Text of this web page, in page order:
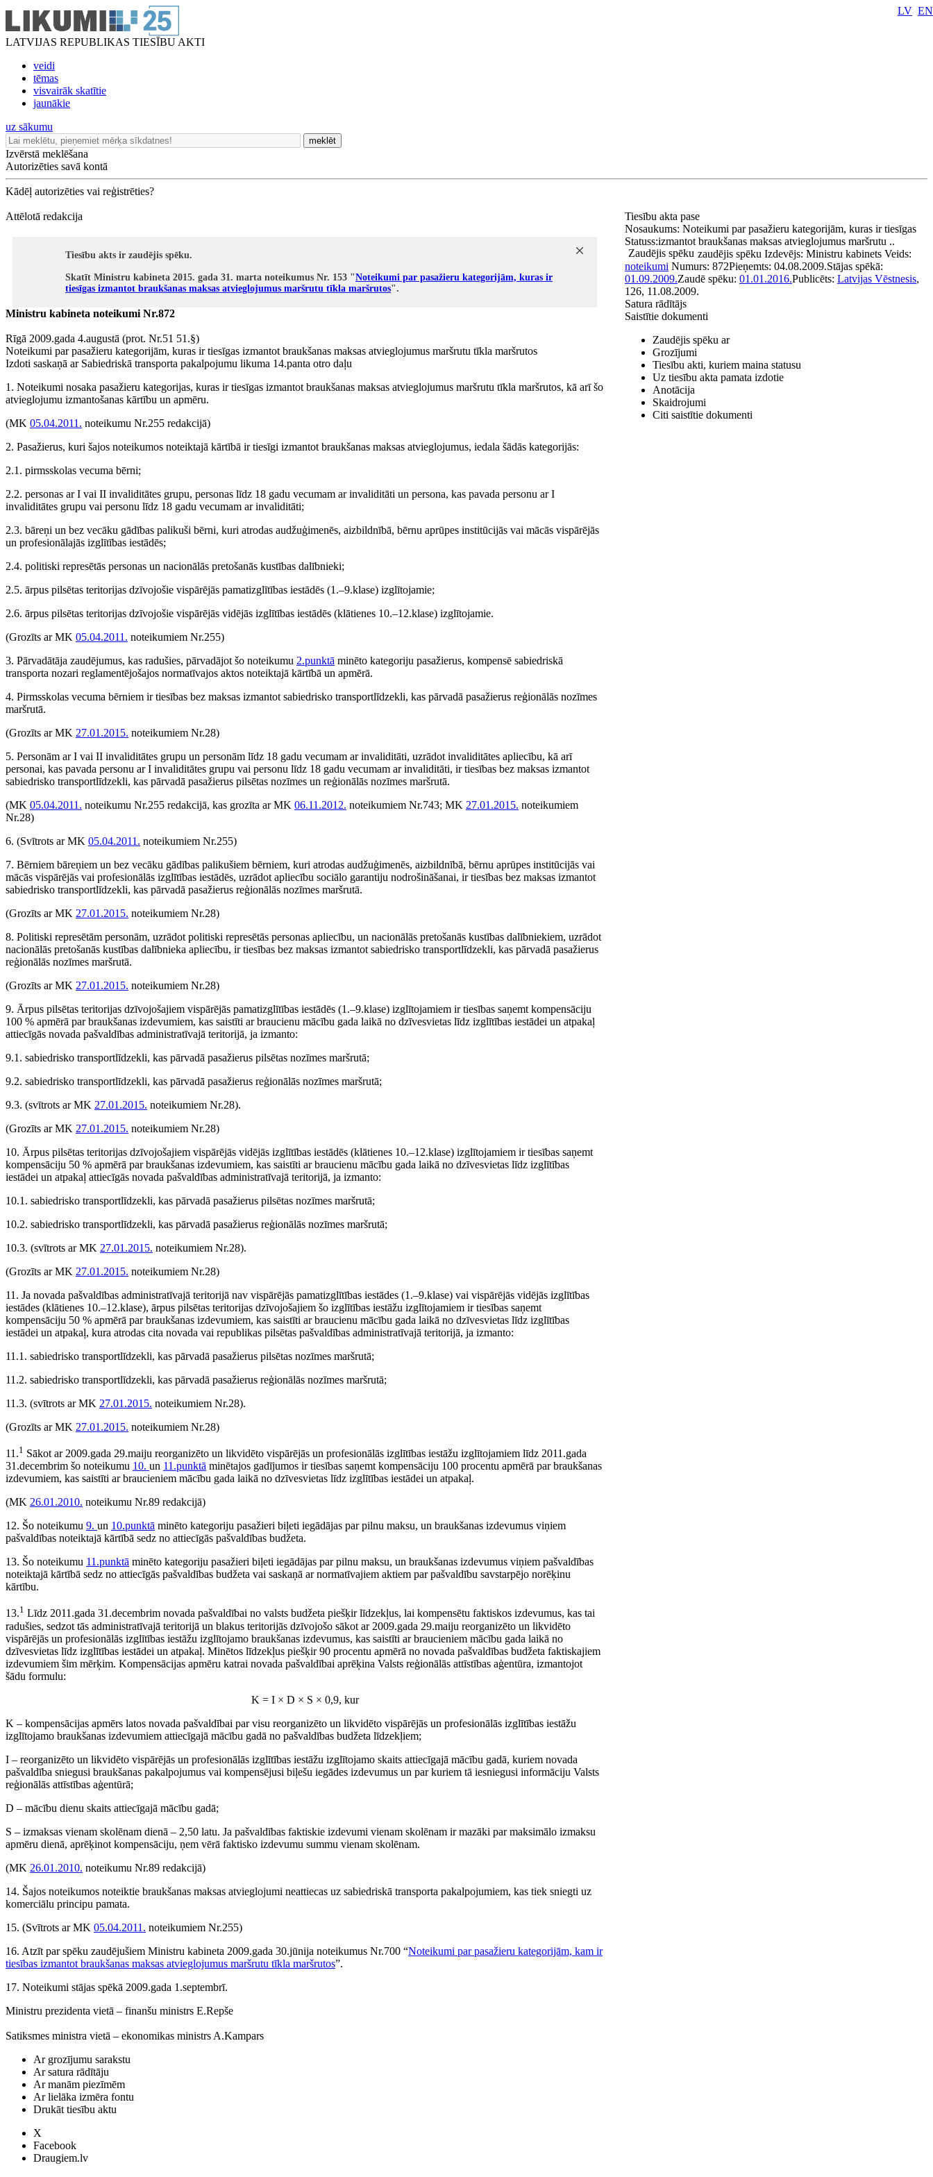
LATVIJAS REPUBLIKAS TIESĪBU AKTI
veidi
tēmas
visvairāk skatītie
jaunākie
LV EN
uz sākumu
meklēt
Izvērstā meklēšana
Autorizēties savā kontā
Kādēļ autorizēties vai reģistrēties?
Attēlotā redakcija
Tiesību akts ir zaudējis spēku.
Skatīt Ministru kabineta 2015. gada 31. marta noteikumus Nr. 153 "Noteikumi par pasažieru kategorijām, kuras ir
tiesīgas izmantot braukšanas maksas atvieglojumus maršrutu tīkla maršrutos".
Ministru kabineta noteikumi Nr.872
Rīgā 2009.gada 4.augustā (prot. Nr.51 51.§)
Noteikumi par pasažieru kategorijām, kuras ir tiesīgas izmantot braukšanas maksas atvieglojumus maršrutu tīkla maršrutos
Izdoti saskaņā ar Sabiedriskā transporta pakalpojumu likuma 14.panta otro daļu
1. Noteikumi nosaka pasažieru kategorijas, kuras ir tiesīgas izmantot braukšanas maksas atvieglojumus maršrutu tīkla maršrutos, kā arī šo
atvieglojumu izmantošanas kārtību un apmēru.
(MK 05.04.2011. noteikumu Nr.255 redakcijā)
2. Pasažierus, kuri šajos noteikumos noteiktajā kārtībā ir tiesīgi izmantot braukšanas maksas atvieglojumus, iedala šādās kategorijās:
2.1. pirmsskolas vecuma bērni;
2.2. personas ar I vai II invaliditātes grupu, personas līdz 18 gadu vecumam ar invaliditāti un persona, kas pavada personu ar I
invaliditātes grupu vai personu līdz 18 gadu vecumam ar invaliditāti;
2.3. bāreņi un bez vecāku gādības palikuši bērni, kuri atrodas audžuģimenēs, aizbildnībā, bērnu aprūpes institūcijās vai mācās vispārējās
un profesionālajās izglītības iestādēs;
2.4. politiski represētās personas un nacionālās pretošanās kustības dalībnieki;
2.5. ārpus pilsētas teritorijas dzīvojošie vispārējās pamatizglītības iestādēs (1.–9.klase) izglītojamie;
2.6. ārpus pilsētas teritorijas dzīvojošie vispārējās vidējās izglītības iestādēs (klātienes 10.–12.klase) izglītojamie.
(Grozīts ar MK 05.04.2011. noteikumiem Nr.255)
3. Pārvadātāja zaudējumus, kas radušies, pārvadājot šo noteikumu 2.punktā minēto kategoriju pasažierus, kompensē sabiedriskā
transporta nozari reglamentējošajos normatīvajos aktos noteiktajā kārtībā un apmērā.
4. Pirmsskolas vecuma bērniem ir tiesības bez maksas izmantot sabiedrisko transportlīdzekli, kas pārvadā pasažierus reģionālās nozīmes
maršrutā.
(Grozīts ar MK 27.01.2015. noteikumiem Nr.28)
5. Personām ar I vai II invaliditātes grupu un personām līdz 18 gadu vecumam ar invaliditāti, uzrādot invaliditātes apliecību, kā arī
personai, kas pavada personu ar I invaliditātes grupu vai personu līdz 18 gadu vecumam ar invaliditāti, ir tiesības bez maksas izmantot
sabiedrisko transportlīdzekli, kas pārvadā pasažierus pilsētas nozīmes un reģionālās nozīmes maršrutā.
(MK 05.04.2011. noteikumu Nr.255 redakcijā, kas grozīta ar MK 06.11.2012. noteikumiem Nr.743; MK 27.01.2015. noteikumiem
Nr.28)
6. (Svītrots ar MK 05.04.2011. noteikumiem Nr.255)
7. Bērniem bāreņiem un bez vecāku gādības palikušiem bērniem, kuri atrodas audžuģimenēs, aizbildnībā, bērnu aprūpes institūcijās vai
mācās vispārējās vai profesionālās izglītības iestādēs, uzrādot apliecību sociālo garantiju nodrošināšanai, ir tiesības bez maksas izmantot
sabiedrisko transportlīdzekli, kas pārvadā pasažierus reģionālās nozīmes maršrutā.
(Grozīts ar MK 27.01.2015. noteikumiem Nr.28)
8. Politiski represētām personām, uzrādot politiski represētās personas apliecību, un nacionālās pretošanās kustības dalībniekiem, uzrādot
nacionālās pretošanās kustības dalībnieka apliecību, ir tiesības bez maksas izmantot sabiedrisko transportlīdzekli, kas pārvadā pasažierus
reģionālās nozīmes maršrutā.
(Grozīts ar MK 27.01.2015. noteikumiem Nr.28)
9. Ārpus pilsētas teritorijas dzīvojošajiem vispārējās pamatizglītības iestādēs (1.–9.klase) izglītojamiem ir tiesības saņemt kompensāciju
100 % apmērā par braukšanas izdevumiem, kas saistīti ar braucienu mācību gada laikā no dzīvesvietas līdz izglītības iestādei un atpakaļ
attiecīgās novada pašvaldības administratīvajā teritorijā, ja izmanto:
9.1. sabiedrisko transportlīdzekli, kas pārvadā pasažierus pilsētas nozīmes maršrutā;
9.2. sabiedrisko transportlīdzekli, kas pārvadā pasažierus reģionālās nozīmes maršrutā;
9.3. (svītrots ar MK 27.01.2015. noteikumiem Nr.28).
(Grozīts ar MK 27.01.2015. noteikumiem Nr.28)
10. Ārpus pilsētas teritorijas dzīvojošajiem vispārējās vidējās izglītības iestādēs (klātienes 10.–12.klase) izglītojamiem ir tiesības saņemt
kompensāciju 50 % apmērā par braukšanas izdevumiem, kas saistīti ar braucienu mācību gada laikā no dzīvesvietas līdz izglītības
iestādei un atpakaļ attiecīgās novada pašvaldības administratīvajā teritorijā, ja izmanto:
10.1. sabiedrisko transportlīdzekli, kas pārvadā pasažierus pilsētas nozīmes maršrutā;
10.2. sabiedrisko transportlīdzekli, kas pārvadā pasažierus reģionālās nozīmes maršrutā;
10.3. (svītrots ar MK 27.01.2015. noteikumiem Nr.28).
(Grozīts ar MK 27.01.2015. noteikumiem Nr.28)
11. Ja novada pašvaldības administratīvajā teritorijā nav vispārējās pamat­izglītības iestādes (1.–9.klase) vai vispārējās vidējās izglītības
iestādes (klātienes 10.–12.klase), ārpus pilsētas teritorijas dzīvojošajiem šo izglītības iestāžu izglītojamiem ir tiesības saņemt
kompensāciju 50 % apmērā par braukšanas izdevumiem, kas saistīti ar braucienu mācību gada laikā no dzīvesvietas līdz izglītības
iestādei un atpakaļ, kura atrodas cita novada vai republikas pilsētas pašvaldības administratīvajā teritorijā, ja izmanto:
11.1. sabiedrisko transportlīdzekli, kas pārvadā pasažierus pilsētas nozīmes maršrutā;
11.2. sabiedrisko transportlīdzekli, kas pārvadā pasažierus reģionālās nozīmes maršrutā;
11.3. (svītrots ar MK 27.01.2015. noteikumiem Nr.28).
(Grozīts ar MK 27.01.2015. noteikumiem Nr.28)
11.1 Sākot ar 2009.gada 29.maiju reorganizēto un likvidēto vispārējās un profesionālās izglītības iestāžu izglītojamiem līdz 2011.gada
31.decembrim šo noteikumu 10. un 11.punktā minētajos gadījumos ir tiesības saņemt kompensāciju 100 procentu apmērā par braukšanas
izdevumiem, kas saistīti ar braucieniem mācību gada laikā no dzīvesvietas līdz izglītības iestādei un atpakaļ.
(MK 26.01.2010. noteikumu Nr.89 redakcijā)
12. Šo noteikumu 9. un 10.punktā minēto kategoriju pasažieri biļeti iegādājas par pilnu maksu, un braukšanas izdevumus viņiem
pašvaldības noteiktajā kārtībā sedz no attiecīgās pašvaldības budžeta.
13. Šo noteikumu 11.punktā minēto kategoriju pasažieri biļeti iegādājas par pilnu maksu, un braukšanas izdevumus viņiem pašvaldības
noteiktajā kārtībā sedz no attiecīgās pašvaldības budžeta vai saskaņā ar normatīvajiem aktiem par pašvaldību savstarpējo norēķinu
kārtību.
13.1 Līdz 2011.gada 31.decembrim novada pašvaldībai no valsts budžeta piešķir līdzekļus, lai kompensētu faktiskos izdevumus, kas tai
radušies, sedzot tās administratīvajā teritorijā un blakus teritorijās dzīvojošo sākot ar 2009.gada 29.maiju reorganizēto un likvidēto
vispārējās un profesionālās izglītības iestāžu izglītojamo braukšanas izdevumus, kas saistīti ar braucieniem mācību gada laikā no
dzīvesvietas līdz izglītības iestādei un atpakaļ. Minētos līdzekļus piešķir 90 procentu apmērā no novada pašvaldības budžeta faktiskajiem
izdevumiem šim mērķim. Kompensācijas apmēru katrai novada pašvaldībai aprēķina Valsts reģionālās attīstības aģentūra, izmantojot
šādu formulu:
K = I × D × S × 0,9, kur
K – kompensācijas apmērs latos novada pašvaldībai par visu reorganizēto un likvidēto vispārējās un profesionālās izglītības iestāžu
izglītojamo braukšanas izdevumiem attiecīgajā mācību gadā no pašvaldības budžeta līdzekļiem;
I – reorganizēto un likvidēto vispārējās un profesionālās izglītības iestāžu izglītojamo skaits attiecīgajā mācību gadā, kuriem novada
pašvaldība sniegusi braukšanas pakalpojumus vai kompensējusi biļešu iegādes izdevumus un par kuriem tā iesniegusi informāciju Valsts
reģionālās attīstības aģentūrā;
D – mācību dienu skaits attiecīgajā mācību gadā;
S – izmaksas vienam skolēnam dienā – 2,50 latu. Ja pašvaldības faktiskie izdevumi vienam skolēnam ir mazāki par maksimālo izmaksu
apmēru dienā, aprēķinot kompensāciju, ņem vērā faktisko izdevumu summu vienam skolēnam.
(MK 26.01.2010. noteikumu Nr.89 redakcijā)
14. Šajos noteikumos noteiktie braukšanas maksas atvieglojumi neattiecas uz sabiedriskā transporta pakalpojumiem, kas tiek sniegti uz
komerciālu principu pamata.
15. (Svītrots ar MK 05.04.2011. noteikumiem Nr.255)
16. Atzīt par spēku zaudējušiem Ministru kabineta 2009.gada 30.jūnija noteikumus Nr.700 “Noteikumi par pasažieru kategorijām, kam ir
tiesības izmantot braukšanas maksas atvieglojumus maršrutu tīkla maršrutos”.
17. Noteikumi stājas spēkā 2009.gada 1.septembrī.
Ministru prezidenta vietā – finanšu ministrs E.Repše
Satiksmes ministra vietā – ekonomikas ministrs A.Kampars
Tiesību akta pase
Nosaukums: Noteikumi par pasažieru kategorijām, kuras ir tiesīgas
izmantot braukšanas maksas atvieglojumus maršrutu ..
Statuss:
Zaudējis spēku zaudējis spēku Izdevējs: Ministru kabinets Veids:
noteikumi Numurs: 872Pieņemts: 04.08.2009.Stājas spēkā:
01.09.2009.Zaudē spēku: 01.01.2016.Publicēts: Latvijas Vēstnesis,
126, 11.08.2009.
Satura rādītājs
Saistītie dokumenti
Zaudējis spēku ar
Grozījumi
Tiesību akti, kuriem maina statusu
Uz tiesību akta pamata izdotie
Anotācija
Skaidrojumi
Citi saistītie dokumenti
Ar grozījumu sarakstu
Ar satura rādītāju
Ar manām piezīmēm
Ar lielāka izmēra fontu
Drukāt tiesību aktu
X
Facebook
Draugiem.lv